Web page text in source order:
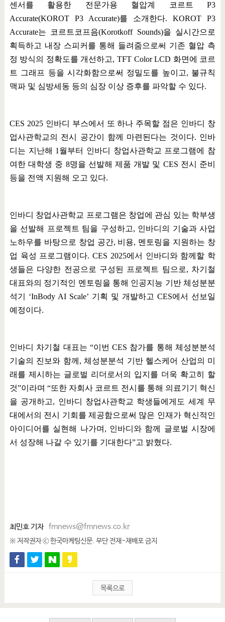
센서를 활용한 전문가용 혈압계 코르트P3
Accurate(KOROT P3 Accurate)를 소개한다. KOROT P3
Accurate는 코르트코프음(Korotkoff Sounds)을 실시간으로
획득하고 내장 스피커를 통해 들려줌으로써 기존 혈압 측
정 방식의 정확도를 개선하고, TFT Color LCD 화면에 코르
트 그래프 등을 시각화함으로써 정밀도를 높이고, 불규칙
맥파 및 심방세동 등의 심장 이상 증후를 파악할 수 있다.
CES 2025 인바디 부스에서 또 하나 주목할 점은 인바디 창
업사관학교의 전시 공간이 함께 마련된다는 것이다. 인바
디는 지난해 1 월부터 인바디 창업사관학교 프로그램에 참
여한 대학생 중 8명을 선발해 제품 개발 및 CES 전시 준비
등을 전액 지원해 오고 있다.
인바디 창업사관학교 프로그램은 창업에 관심 있는 학부생
을 선발해 프로젝트 팀을 구성하고, 인바디의 기술과 사업
노하우를 바탕으로 창업 공간, 비용, 멘토링을 지원하는 창
업 육성 프로그램이다. CES 2025에서 인바디와 함께할 학
생들은 다양한 전공으로 구성된 프로젝트 팀으로, 차기철
대표와의 정기적인 멘토링을 통해 인공지능 기반 체성분분
석기 ‘InBody AI Scale’ 기획 및 개발하고 CES에서 선보일
예정이다.
인바디 차기철 대표는 “이번CES 참가를 통해 체성분분석
기술의 진보와 함께 , 체성분분석 기반 헬스케어 산업의 미
래를 제시하는 글로벌 리더로서의 입지를 더욱 확고히 할
것”이라며 “또한 자회사 코르트 전시를 통해 의료기기 혁신
을 공개하고, 인바디 창업사관학교 학생들에게도 세계 무
대에서의 전시 기회를 제공함으로써 많은 인재가 혁신적인
아이디어를 실현해 나가며 , 인바디와 함께 글로벌 시장에
서 성장해 나갈 수 있기를 기대한다”고 밝혔다.
최민호 기자 fmnews@fmnews.co.kr
※ 저작권자 ⓒ 한국마케팅신문. 무단 전재-재배포 금지
목록으로